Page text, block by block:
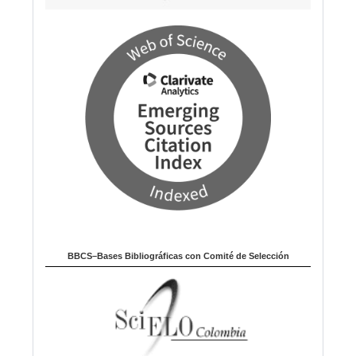
BBCS–Bases Bibliográficas con Comité de Selección